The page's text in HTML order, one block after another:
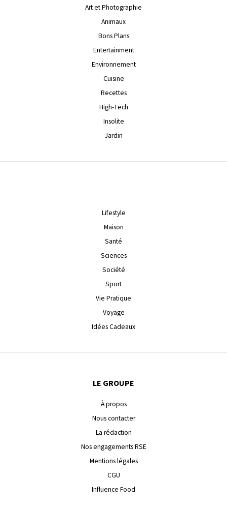
Art et Photographie
Animaux
Bons Plans
Entertainment
Environnement
Cuisine
Recettes
High-Tech
Insolite
Jardin
Lifestyle
Maison
Santé
Sciences
Société
Sport
Vie Pratique
Voyage
Idées Cadeaux
LE GROUPE
À propos
Nous contacter
La rédaction
Nos engagements RSE
Mentions légales
CGU
Influence Food